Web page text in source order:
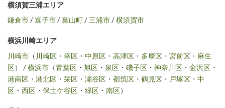
横須賀三浦エリア
鎌倉市/逗子市/葉山町/三浦市/横須賀市
横浜川崎エリア
川崎市 （ 川崎区 ・ 幸区 ・ 中原区 ・ 高津区 ・ 多摩区 ・ 宮前区 ・ 麻生
区） /横浜市 （青葉区 ・ 旭区 ・ 泉区 ・ 磯子区 ・ 神奈川区 ・ 金沢区 ・
港南区 ・ 港北区 ・ 栄区 ・ 瀬谷区 ・ 都筑区 ・ 鶴見区 ・ 戸塚区 ・ 中
区 ・ 西区 ・ 保土ケ谷区 ・ 緑区 ・ 南区）